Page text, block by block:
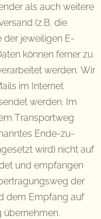
als auch weitere
(z.B. die
der jeweiligen E-
können ferner zu
werden. Wir
im Internet
werden. Im
Transportweg
Ende-zu-
wird) nicht auf
und empfangen
der
dem Empfang auf
übernehmen.